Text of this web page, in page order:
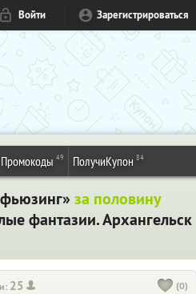
Войти Зарегистрироваться
Промокоды 49 ПолучиКупон 84
за половину
фантазии. Архангельск
25 (0)